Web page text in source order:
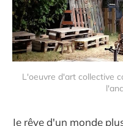
L'oeuvre d'art collective
Je rêve d'un monde